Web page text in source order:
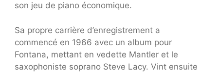
son jeu de piano économique.
Sa propre carrière d’enregistrement a
commencé en 1966 avec un album pour
Fontana, mettant en vedette Mantler et le
saxophoniste soprano Steve Lacy. Vint ensuite